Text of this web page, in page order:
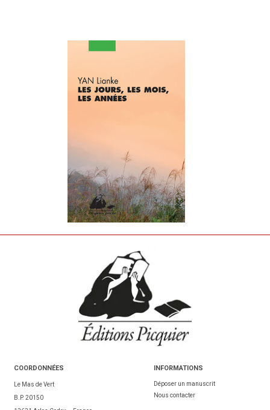
COORDONNÉES
Le Mas de Vert
B.P. 20150
INFORMATIONS
Déposer un manuscrit
Nous contacter